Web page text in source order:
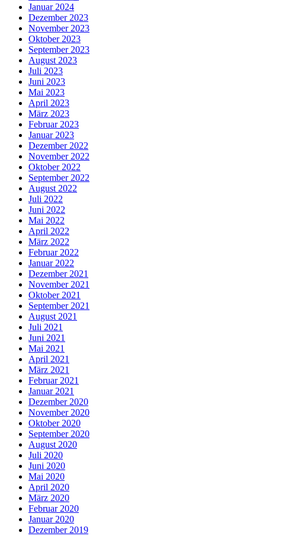
Januar 2024
Dezember 2023
November 2023
Oktober 2023
September 2023
August 2023
Juli 2023
Juni 2023
Mai 2023
April 2023
März 2023
Februar 2023
Januar 2023
Dezember 2022
November 2022
Oktober 2022
September 2022
August 2022
Juli 2022
Juni 2022
Mai 2022
April 2022
März 2022
Februar 2022
Januar 2022
Dezember 2021
November 2021
Oktober 2021
September 2021
August 2021
Juli 2021
Juni 2021
Mai 2021
April 2021
März 2021
Februar 2021
Januar 2021
Dezember 2020
November 2020
Oktober 2020
September 2020
August 2020
Juli 2020
Juni 2020
Mai 2020
April 2020
März 2020
Februar 2020
Januar 2020
Dezember 2019